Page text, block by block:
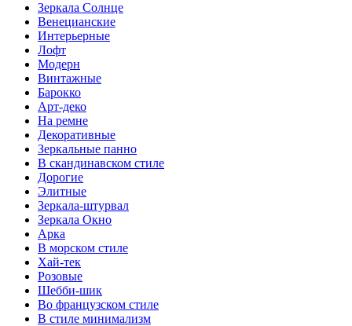
Зеркала Солнце
Венецианские
Интерьерные
Лофт
Модерн
Винтажные
Барокко
Арт-деко
На ремне
Декоративные
Зеркальные панно
В скандинавском стиле
Дорогие
Элитные
Зеркала-штурвал
Зеркала Окно
Арка
В морском стиле
Хай-тек
Розовые
Шебби-шик
Во французском стиле
В стиле минимализм